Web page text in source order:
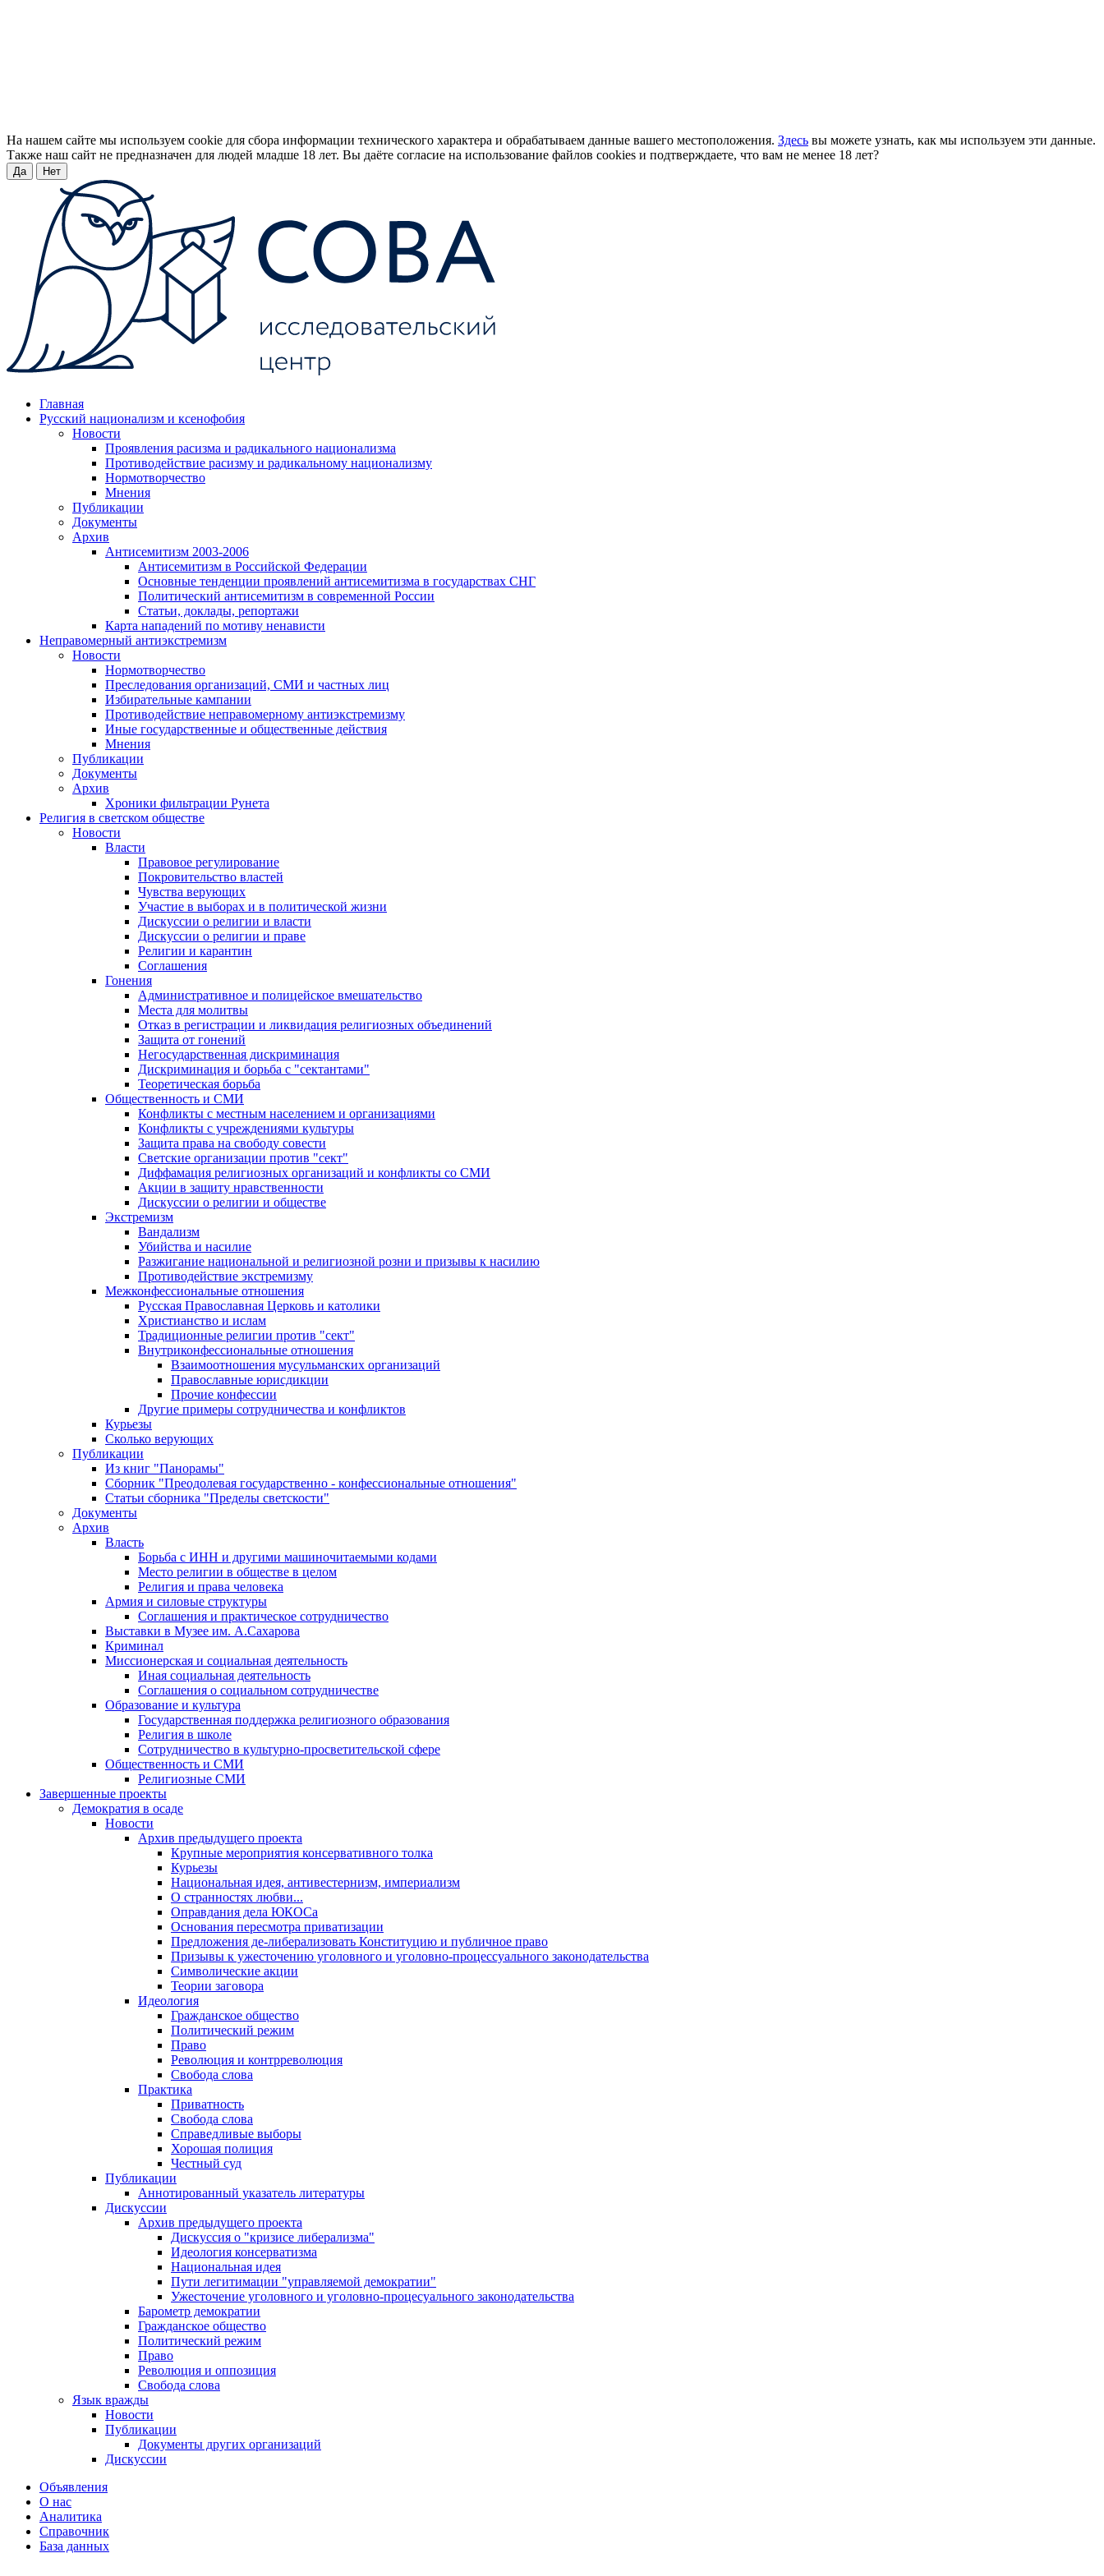
На нашем сайте мы используем cookie для сбора информации технического характера и обрабатываем данные вашего местоположения. Здесь вы можете узнать, как мы используем эти данные.
Также наш сайт не предназначен для людей младше 18 лет. Вы даёте согласие на использование файлов cookies и подтверждаете, что вам не менее 18 лет?
Да Нет
Главная
Русский национализм и ксенофобия
Новости
Проявления расизма и радикального национализма
Противодействие расизму и радикальному национализму
Нормотворчество
Мнения
Публикации
Документы
Архив
Антисемитизм 2003-2006
Антисемитизм в Российской Федерации
Основные тенденции проявлений антисемитизма в государствах СНГ
Политический антисемитизм в современной России
Статьи, доклады, репортажи
Карта нападений по мотиву ненависти
Неправомерный антиэкстремизм
Новости
Нормотворчество
Преследования организаций, СМИ и частных лиц
Избирательные кампании
Противодействие неправомерному антиэкстремизму
Иные государственные и общественные действия
Мнения
Публикации
Документы
Архив
Хроники фильтрации Рунета
Религия в светском обществе
Новости
Власти
Правовое регулирование
Покровительство властей
Чувства верующих
Участие в выборах и в политической жизни
Дискуссии о религии и власти
Дискуссии о религии и праве
Религии и карантин
Соглашения
Гонения
Административное и полицейское вмешательство
Места для молитвы
Отказ в регистрации и ликвидация религиозных объединений
Защита от гонений
Негосударственная дискриминация
Дискриминация и борьба с "сектантами"
Теоретическая борьба
Общественность и СМИ
Конфликты с местным населением и организациями
Конфликты с учреждениями культуры
Защита права на свободу совести
Светские организации против "сект"
Диффамация религиозных организаций и конфликты со СМИ
Акции в защиту нравственности
Дискуссии о религии и обществе
Экстремизм
Вандализм
Убийства и насилие
Разжигание национальной и религиозной розни и призывы к насилию
Противодействие экстремизму
Межконфессиональные отношения
Русская Православная Церковь и католики
Христианство и ислам
Традиционные религии против "сект"
Внутриконфессиональные отношения
Взаимоотношения мусульманских организаций
Православные юрисдикции
Прочие конфессии
Другие примеры сотрудничества и конфликтов
Курьезы
Сколько верующих
Публикации
Из книг "Панорамы"
Сборник "Преодолевая государственно - конфессиональные отношения"
Статьи сборника "Пределы светскости"
Документы
Архив
Власть
Борьба с ИНН и другими машиночитаемыми кодами
Место религии в обществе в целом
Религия и права человека
Армия и силовые структуры
Соглашения и практическое сотрудничество
Выставки в Музее им. А.Сахарова
Криминал
Миссионерская и социальная деятельность
Иная социальная деятельность
Соглашения о социальном сотрудничестве
Образование и культура
Государственная поддержка религиозного образования
Религия в школе
Сотрудничество в культурно-просветительской сфере
Общественность и СМИ
Религиозные СМИ
Завершенные проекты
Демократия в осаде
Новости
Архив предыдущего проекта
Крупные мероприятия консервативного толка
Курьезы
Национальная идея, антивестернизм, империализм
О странностях любви...
Оправдания дела ЮКОСа
Основания пересмотра приватизации
Предложения де-либерализовать Конституцию и публичное право
Призывы к ужесточению уголовного и уголовно-процессуального законодательства
Символические акции
Теории заговора
Идеология
Гражданское общество
Политический режим
Право
Революция и контрреволюция
Свобода слова
Практика
Приватность
Свобода слова
Справедливые выборы
Хорошая полиция
Честный суд
Публикации
Аннотированный указатель литературы
Дискуссии
Архив предыдущего проекта
Дискуссия о "кризисе либерализма"
Идеология консерватизма
Национальная идея
Пути легитимации "управляемой демократии"
Ужесточение уголовного и уголовно-процесуального законодательства
Барометр демократии
Гражданское общество
Политический режим
Право
Революция и оппозиция
Свобода слова
Язык вражды
Новости
Публикации
Документы других организаций
Дискуссии
Объявления
О нас
Аналитика
Справочник
База данных